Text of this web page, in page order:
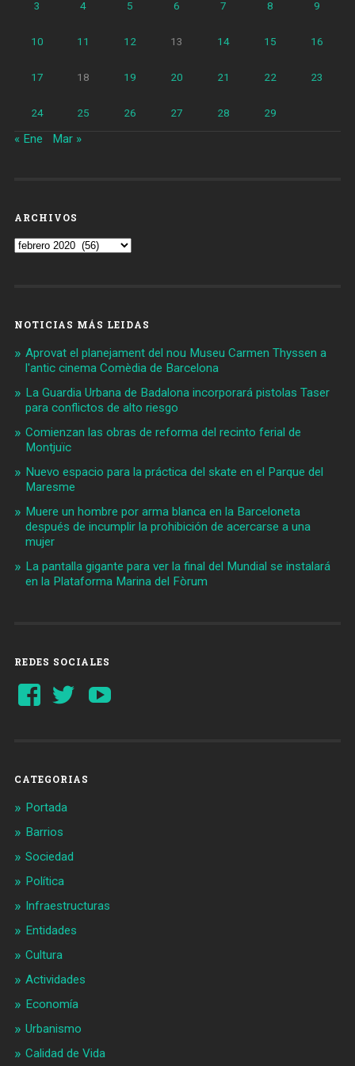
3 4 5 6 7 8 9
10 11 12 13 14 15 16
17 18 19 20 21 22 23
24 25 26 27 28 29
« Ene Mar »
ARCHIVOS
Archivos
NOTICIAS MÁS LEIDAS
Aprovat el planejament del nou Museu Carmen Thyssen a
l'antic cinema Comèdia de Barcelona
La Guardia Urbana de Badalona incorporará pistolas Taser
para conflictos de alto riesgo
Comienzan las obras de reforma del recinto ferial de
Montjuïc
Nuevo espacio para la práctica del skate en el Parque del
Maresme
Muere un hombre por arma blanca en la Barceloneta
después de incumplir la prohibición de acercarse a una
mujer
La pantalla gigante para ver la final del Mundial se instalará
en la Plataforma Marina del Fòrum
REDES SOCIALES
Ver
perfil
Ver
perfil
CATEGORIAS
Portada
Barrios
Sociedad
Política
Infraestructuras
Entidades
Cultura
Actividades
Economía
Urbanismo
Calidad de Vida